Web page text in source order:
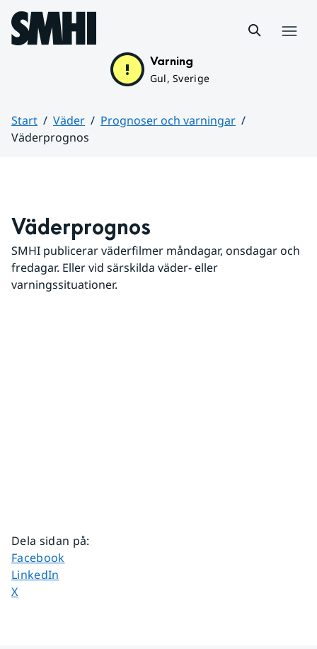
Hoppa till sidans innehåll
Varning
Gul, Sverige
Start Väder
Prognoser och varningar
Väderprognos
Väderprognos
SMHI publicerar väderfilmer måndagar, onsdagar och
fredagar. Eller vid särskilda väder- eller
varningssituationer.
Dela sidan på:
Dela sidan på
Facebook
Dela sidan på
LinkedIn
Dela sidan på
X